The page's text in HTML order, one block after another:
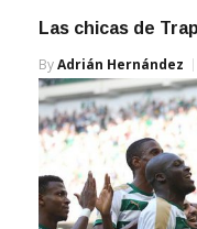
Las chicas de
ByAdrián Hernández